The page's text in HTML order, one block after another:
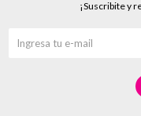
¡Suscribite y